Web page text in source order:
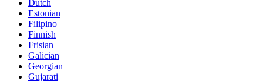
Dutch
Estonian
Filipino
Finnish
Frisian
Galician
Georgian
Gujarati